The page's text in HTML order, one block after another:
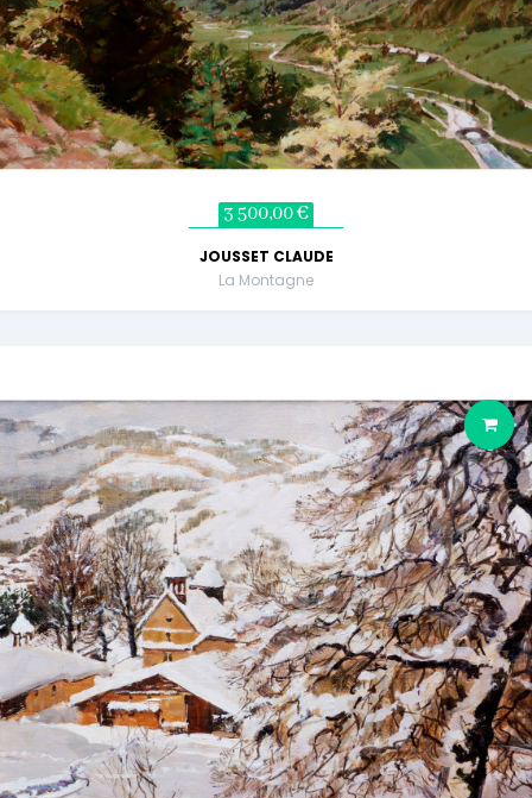
3 500,00 €
JOUSSET CLAUDE
La Montagne